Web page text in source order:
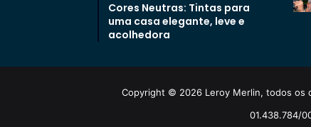
Cores Neutras: Tintas para
uma casa elegante, leve e
acolhedora
Copyright © 2026 Leroy Merlin, todos os
01.438.784/